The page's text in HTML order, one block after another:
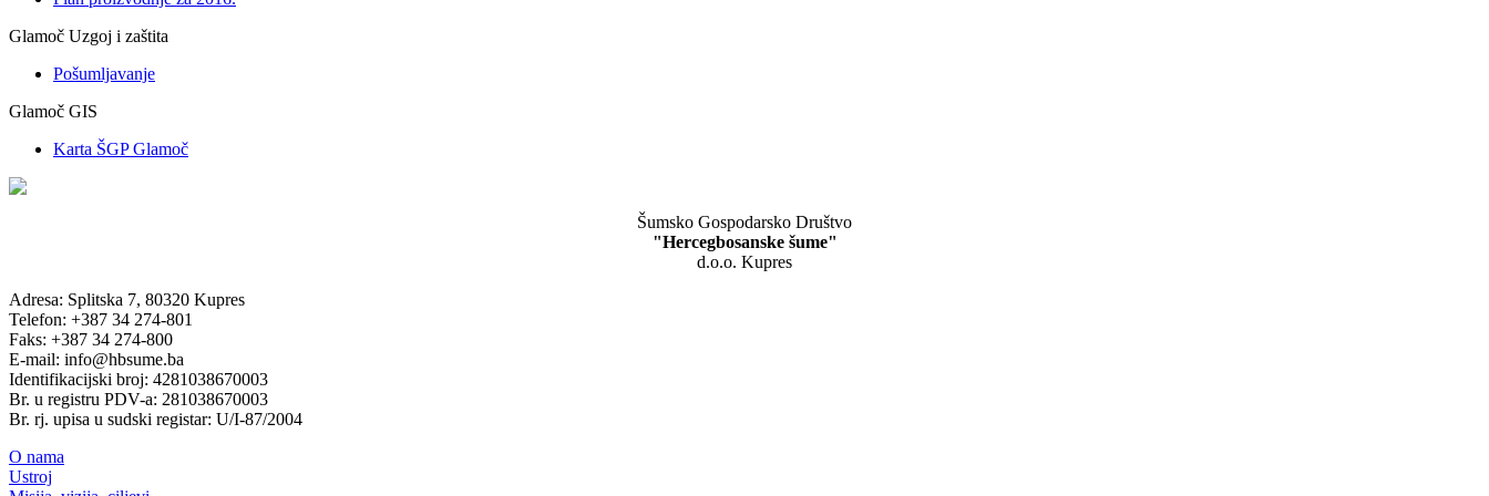
Glamoč Uzgoj i zaštita
Pošumljavanje
Glamoč GIS
Karta ŠGP Glamoč
Šumsko Gospodarsko Društvo
"Hercegbosanske šume"
d.o.o. Kupres
Adresa: Splitska 7, 80320 Kupres
Telefon: +387 34 274-801
Faks: +387 34 274-800
E-mail: info@hbsume.ba
Identifikacijski broj: 4281038670003
Br. u registru PDV-a: 281038670003
Br. rj. upisa u sudski registar: U/I-87/2004
O nama
Ustroj